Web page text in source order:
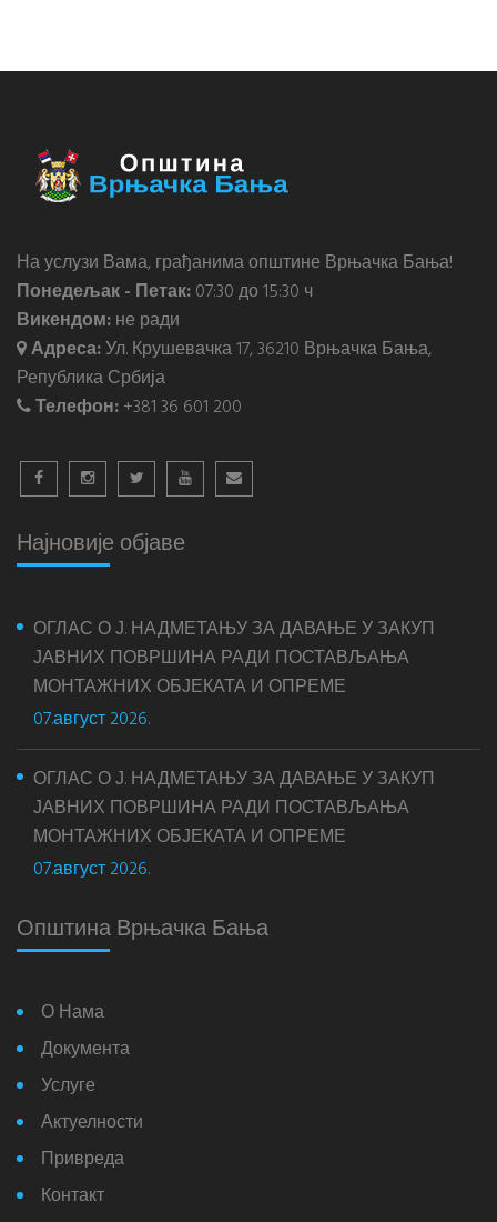
На услузи Вама, грађанима општине Врњачка Бања!
Понедељак - Петак:07:30 до 15:30 ч
Викендом:не ради
Адреса:Ул. Крушевачка 17, 36210 Врњачка Бања,
Република Србија
Телефон:+381 36 601 200
Најновије објаве
ОГЛАС О Ј. НАДМЕТАЊУ ЗА ДАВАЊЕ У ЗАКУП
ЈАВНИХ ПОВРШИНА РАДИ ПОСТАВЉАЊА
МОНТАЖНИХ ОБЈЕКАТА И ОПРЕМЕ
07.август 2026.
ОГЛАС О Ј. НАДМЕТАЊУ ЗА ДАВАЊЕ У ЗАКУП
ЈАВНИХ ПОВРШИНА РАДИ ПОСТАВЉАЊА
МОНТАЖНИХ ОБЈЕКАТА И ОПРЕМЕ
07.август 2026.
Општина Врњачка Бања
О Нама
Документа
Услуге
Актуелности
Привреда
Контакт